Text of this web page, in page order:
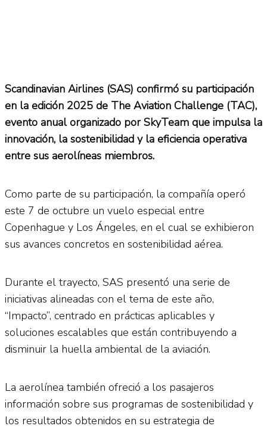
Scandinavian Airlines (SAS) confirmó su participación
en la edición 2025 de The Aviation Challenge (TAC),
evento anual organizado por SkyTeam que impulsa la
innovación, la sostenibilidad y la eficiencia operativa
entre sus aerolíneas miembros.
Como parte de su participación, la compañía operó
este 7 de octubre un vuelo especial entre
Copenhague y Los Ángeles, en el cual se exhibieron
sus avances concretos en sostenibilidad aérea.
Durante el trayecto, SAS presentó una serie de
iniciativas alineadas con el tema de este año,
“Impacto”, centrado en prácticas aplicables y
soluciones escalables que están contribuyendo a
disminuir la huella ambiental de la aviación.
La aerolínea también ofreció a los pasajeros
información sobre sus programas de sostenibilidad y
los resultados obtenidos en su estrategia de